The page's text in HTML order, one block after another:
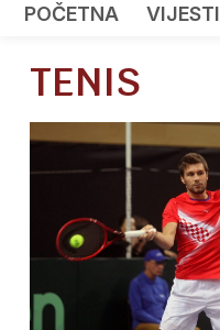
POČETNA VIJESTI
TENIS